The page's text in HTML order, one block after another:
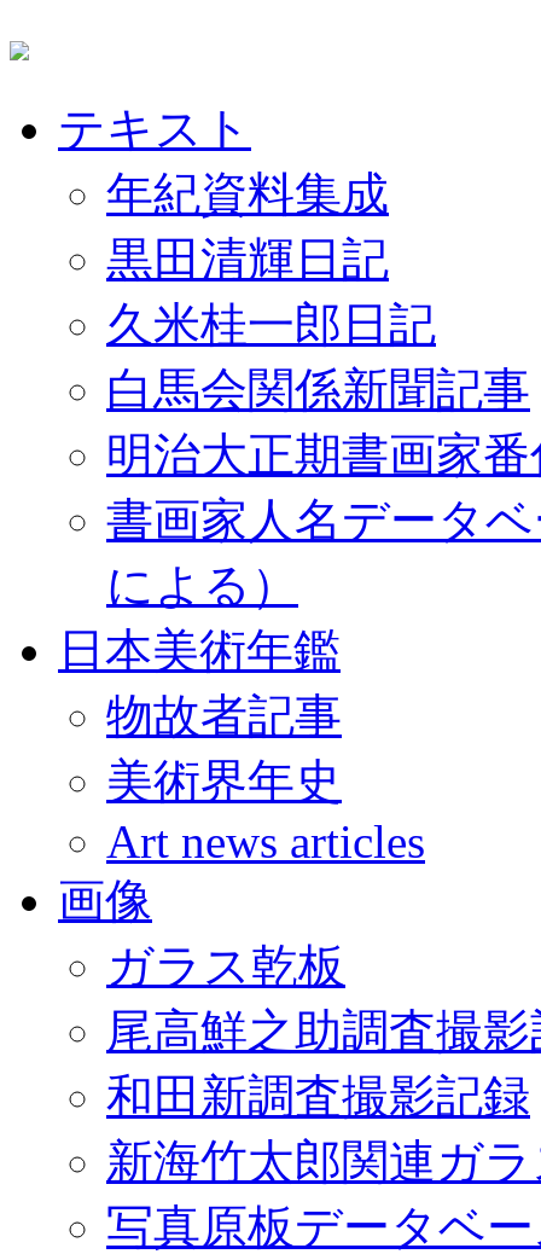
テキスト
年紀資料集成
黒田清輝日記
久米桂一郎日記
白馬会関係新聞記事
明治大正期書画家
書画家人名データ
による）
日本美術年鑑
物故者記事
美術界年史
Art news articles
画像
ガラス乾板
尾高鮮之助調査撮
和田新調査撮影記録
新海竹太郎関連ガ
写真原板データベ